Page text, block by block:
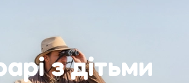
з дітьми